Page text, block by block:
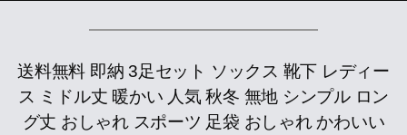
送料無料 即納 3足セット ソックス 靴下 レディー
ス ミドル丈 暖かい 人気 秋冬 無地 シンプル ロン
グ丈 おしゃれ スポーツ 足袋 おしゃれ かわいい